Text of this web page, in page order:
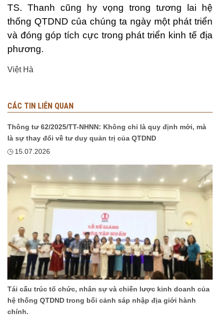
TS. Thanh cũng hy vọng trong tương lai hệ
thống QTDND của chúng ta ngày một phát triển
và đóng góp tích cực trong phát triển kinh tế địa
phương.
Việt Hà
CÁC TIN LIÊN QUAN
Thông tư 62/2025/TT-NHNN: Không chỉ là quy định mới, mà
là sự thay đổi về tư duy quản trị của QTDND
15.07.2026
Tái cấu trúc tổ chức, nhân sự và chiến lược kinh doanh của
hệ thống QTDND trong bối cảnh sáp nhập địa giới hành
chính.